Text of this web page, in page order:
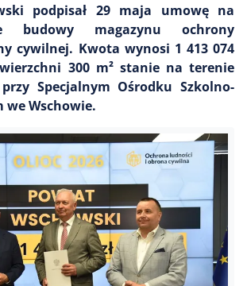
podpisał 29 maja umowę na
budowy magazynu ochrony
cywilnej. Kwota wynosi 1 413 074
300 m² stanie na terenie
Specjalnym Ośrodku Szkolno-
we Wschowie.